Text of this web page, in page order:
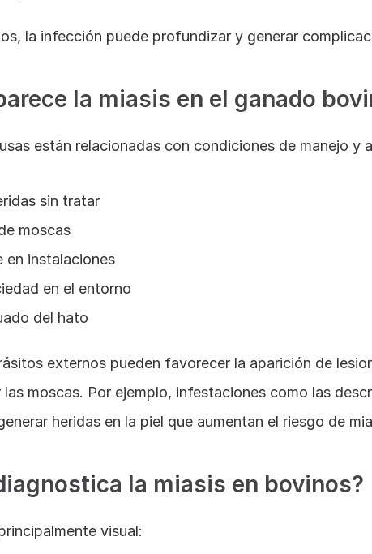
la infección puede profundizar y generar
la miasis en el ganado
están relacionadas con condiciones de manejo y
sin tratar
moscas
en instalaciones
en el entorno
del hato
externos pueden favorecer la aparición de
moscas. Por ejemplo, infestaciones como las
heridas en la piel que aumentan el riesgo de
la miasis en bovinos?
visual: